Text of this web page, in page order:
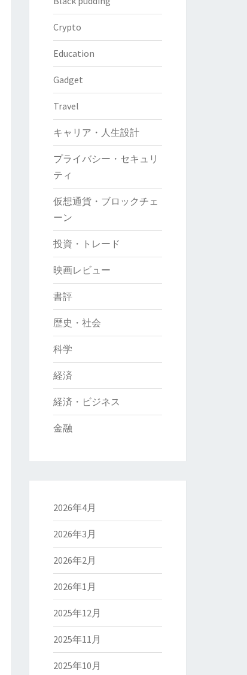
Crypto
Education
Gadget
Travel
キャリア・人生設計
プライバシー・セキュリ
ティ
仮想通貨・ブロックチェ
ーン
投資・トレード
映画レビュー
書評
歴史・社会
科学
経済
経済・ビジネス
金融
2026年4月
2026年3月
2026年2月
2026年1月
2025年12月
2025年11月
2025年10月